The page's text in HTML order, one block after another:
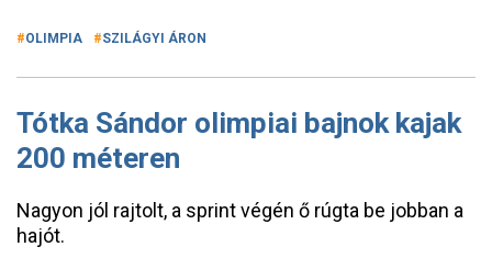
OLIMPIA SZILÁGYI ÁRON
Tótka Sándor olimpiai bajnok kajak
200 méteren
Nagyon jól rajtolt, a sprint végén ő rúgta be jobban a
hajót.